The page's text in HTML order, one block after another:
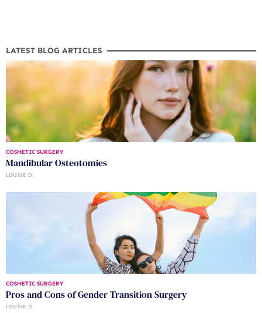
LATEST BLOG ARTICLES
COSMETIC SURGERY
Mandibular Osteotomies
LOUISE D.
COSMETIC SURGERY
Pros and Cons of Gender Transition Surgery
LOUISE D.